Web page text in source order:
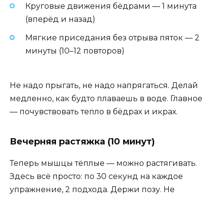
Круговые движения бёдрами — 1 минута
(вперёд и назад)
Мягкие приседания без отрыва пяток — 2
минуты (10–12 повторов)
Не надо прыгать, не надо напрягаться. Делай
медленно, как будто плаваешь в воде. Главное
— почувствовать тепло в бёдрах и икрах.
Вечерняя растяжка (10 минут)
Теперь мышцы тёплые — можно растягивать.
Здесь всё просто: по 30 секунд на каждое
упражнение, 2 подхода. Держи позу. Не